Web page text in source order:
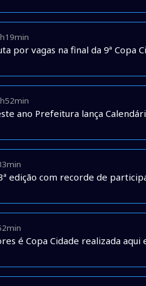
por vagas na final da 9ª Copa
ano Prefeitura lança
edição com recorde de
é Copa Cidade realizada aqui